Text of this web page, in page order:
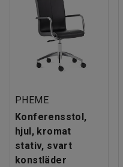
PHEME
Konferensstol,
hjul, kromat
stativ, svart
konstläder